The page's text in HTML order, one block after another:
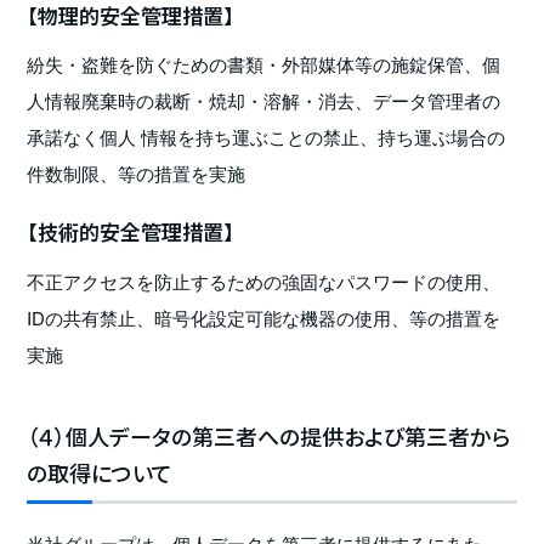
【物理的安全管理措置】
紛失・盗難を防ぐための書類・外部媒体等の施錠保管、個
人情報廃棄時の裁断・焼却・溶解・消去、データ管理者の
承諾なく個人 情報を持ち運ぶことの禁止、持ち運ぶ場合の
件数制限、等の措置を実施
【技術的安全管理措置】
不正アクセスを防止するための強固なパスワードの使用、
IDの共有禁止、暗号化設定可能な機器の使用、等の措置を
実施
（４）個人データの第三者への提供および第三者から
の取得について